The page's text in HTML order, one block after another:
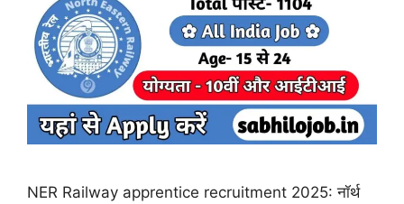
NER Railway apprentice recruitment 2025: नॉर्थ